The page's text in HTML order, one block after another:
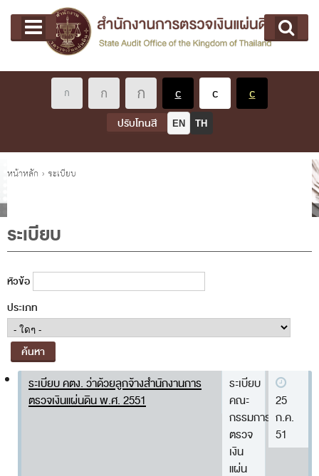
Main menu
หน้าแรก
เกี่ยวกับ คตง.
นโยบายการตรวจเงินแผ่นดิน
หลักเกณฑ์มาตรฐานเกี่ยวกับการตรวจเงินแผ่นดิน
ผู้ว่าการตรวจเงินแผ่นดิน
ประวัติสำนักงานการตรวจเงินแผ่นดิน
พรป. ว่าด้วยการตรวจเงินแผ่นดิน พ.ศ. 2561
แผนปฏิบัติราชการ ระยะ 5 ปี (พ.ศ. 2566 - 2570)
พระราชดำรัส รัชกาลที่ 9
ผู้บริหารสำนักงานการตรวจเงินแผ่นดิน
รองผู้ว่าการตรวจเงินแผ่นดิน
ผู้ตรวจเงินแผ่นดิน (สตภ.1-15)
ปรับโทนสี EN TH
คุณอยู่ที่
หน้าหลัก › ระเบียบ
ระเบียบ
หัวข้อ
ประเภท
ระเบียบ คตง. ว่าด้วยลูกจ้างสำนักงานการ
ตรวจเงินแผ่นดิน พ.ศ. 2551
ระเบียบ
คณะ
กรรมการ
ตรวจ
เงิน
แผ่น
25
ก.ค.
51
Pages